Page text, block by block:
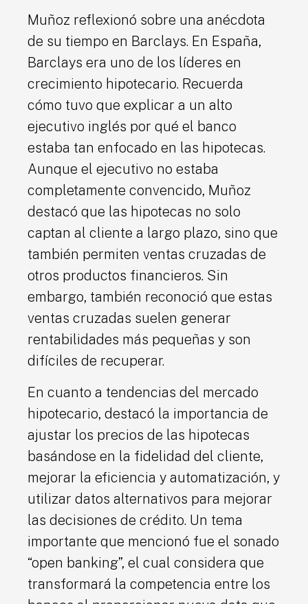
Muñoz reflexionó sobre una anécdota
de su tiempo en Barclays. En España,
Barclays era uno de los líderes en
crecimiento hipotecario. Recuerda
cómo tuvo que explicar a un alto
ejecutivo inglés por qué el banco
estaba tan enfocado en las hipotecas.
Aunque el ejecutivo no estaba
completamente convencido, Muñoz
destacó que las hipotecas no solo
captan al cliente a largo plazo, sino que
también permiten ventas cruzadas de
otros productos financieros. Sin
embargo, también reconoció que estas
ventas cruzadas suelen generar
rentabilidades más pequeñas y son
difíciles de recuperar.
En cuanto a tendencias del mercado
hipotecario, destacó la importancia de
ajustar los precios de las hipotecas
basándose en la fidelidad del cliente,
mejorar la eficiencia y automatización, y
utilizar datos alternativos para mejorar
las decisiones de crédito. Un tema
importante que mencionó fue el sonado
“open banking”, el cual considera que
transformará la competencia entre los